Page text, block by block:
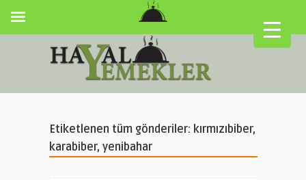
Etiketlenen tüm gönderiler: kırmızıbiber,
karabiber, yenibahar